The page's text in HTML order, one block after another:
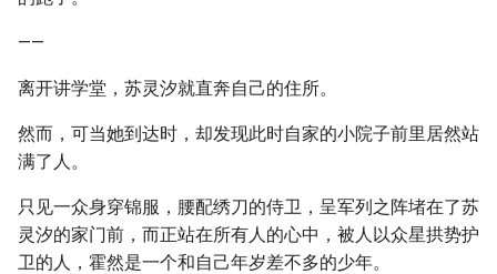
——
离开讲学堂，苏灵汐就直奔自己的住所。
然而，可当她到达时，却发现此时自家的小院子前里居然站
满了人。
只见一众身穿锦服，腰配绣刀的侍卫，呈军列之阵堵在了苏
灵汐的家门前，而正站在所有人的心中，被人以众星拱势护
卫的人，霍然是一个和自己年岁差不多的少年。